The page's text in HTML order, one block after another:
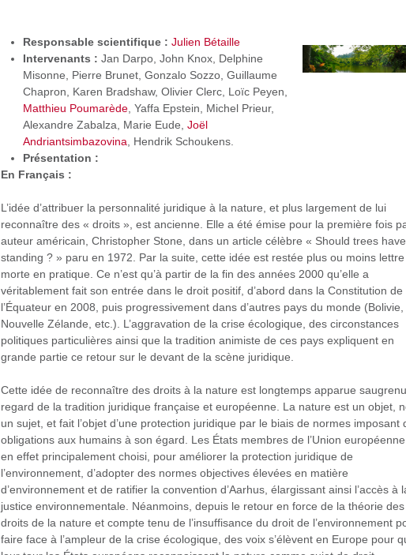
Responsable scientifique : Julien Bétaille
Intervenants : Jan Darpo, John Knox, Delphine
Misonne, Pierre Brunet, Gonzalo Sozzo, Guillaume
Chapron, Karen Bradshaw, Olivier Clerc, Loïc Peyen,
Matthieu Poumarède, Yaffa Epstein, Michel Prieur,
Alexandre Zabalza, Marie Eude, Joël
Andriantsimbazovina, Hendrik Schoukens.
Présentation :
En Français :
L’idée d’attribuer la personnalité juridique à la nature, et plus largement de lui
reconnaître des « droits », est ancienne. Elle a été émise pour la première fois
auteur américain, Christopher Stone, dans un article célèbre « Should trees have
standing ? » paru en 1972. Par la suite, cette idée est restée plus ou moins lettre
morte en pratique. Ce n’est qu’à partir de la fin des années 2000 qu’elle a
véritablement fait son entrée dans le droit positif, d’abord dans la Constitution de
l’Équateur en 2008, puis progressivement dans d’autres pays du monde
Nouvelle Zélande, etc.). L’aggravation de la crise écologique, des circonstances
politiques particulières ainsi que la tradition animiste de ces pays expliquent en
grande partie ce retour sur le devant de la scène juridique.
Cette idée de reconnaître des droits à la nature est longtemps apparue
regard de la tradition juridique française et européenne. La nature est un objet,
un sujet, et fait l’objet d’une protection juridique par le biais de normes imposant
obligations aux humains à son égard. Les États membres de l’Union
en effet principalement choisi, pour améliorer la protection juridique de
l’environnement, d’adopter des normes objectives élevées en matière
d’environnement et de ratifier la convention d’Aarhus, élargissant ainsi l’accès à
justice environnementale. Néanmoins, depuis le retour en force de la théorie des
droits de la nature et compte tenu de l’insuffisance du droit de l’environnement
faire face à l’ampleur de la crise écologique, des voix s’élèvent en Europe pour